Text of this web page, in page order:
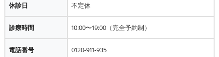
休診日 不定休
診療時間 10:00〜19:00（完全予約制）
電話番号 0120-911-935